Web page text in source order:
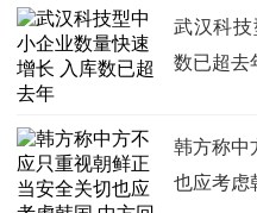
武汉科
数已超去
韩方称中
也应考虑